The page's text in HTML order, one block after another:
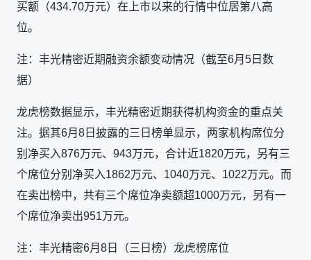
买额（434.70万元）在上市以来的行情中位居第八高
位。
注：丰光精密近期融资余额变动情况（截至6月5日数
据）
龙虎榜数据显示，丰光精密近期获得机构资金的重点关
注。据其6月8日披露的三日榜单显示，两家机构席位分
别净买入876万元、943万元，合计近1820万元，另有三
个席位分别净买入1862万元、1040万元、1022万元。而
在卖出榜中，共有三个席位净卖额超1000万元，另有一
个席位净卖出951万元。
注：丰光精密6月8日（三日榜）龙虎榜席位